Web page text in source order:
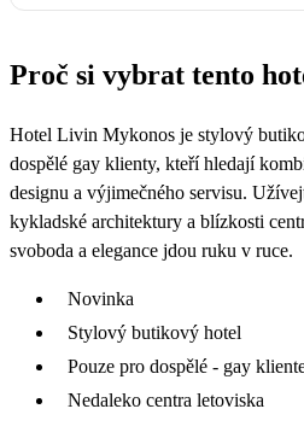
Proč si vybrat tento
Hotel Livin Mykonos je stylový
dospělé gay klienty, kteří hledají
designu a výjimečného servisu.
kykladské architektury a blízkosti
svoboda a elegance jdou ruku v ruce.
Novinka
Stylový butikový hotel
Pouze pro dospělé - gay
Nedaleko centra letoviska